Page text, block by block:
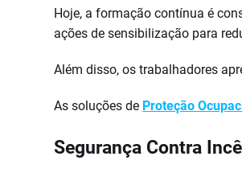
Hoje, a formação contínua é
ações de sensibilização para
Além disso, os trabalhadores
As soluções de Proteção
Segurança Contra